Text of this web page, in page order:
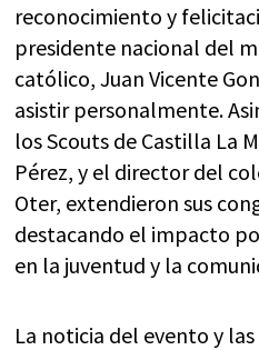
reconocimiento y
presidente nacional del
católico, Juan Vicente
asistir personalmente.
los Scouts de Castilla La
Pérez, y el director del
Oter, extendieron sus
destacando el impacto
en la juventud y la
La noticia del evento y